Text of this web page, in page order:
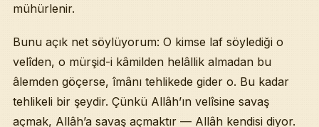
mühürlenir.
Bunu açık net söylüyorum: O kimse laf söylediği o
velîden, o mürşid-i kâmilden helâllik almadan bu
âlemden göçerse, îmânı tehlikede gider o. Bu kadar
tehlikeli bir şeydir. Çünkü Allâh’ın velîsine savaş
açmak, Allâh’a savaş açmaktır — Allâh kendisi diyor.